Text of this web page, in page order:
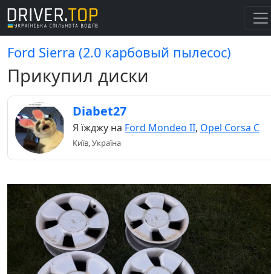
Ford Sierra (2.0 карбовый пылесос)
Прикупил диски
Diabet27
Я їжджу на Ford Mondeo II, Opel Corsa C
Київ, Україна